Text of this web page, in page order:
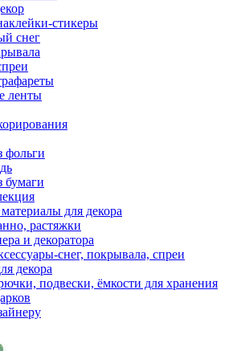
стикеры
снег
ленты
фольги
бумаги
для декора
растяжки
и декоратора
снег, покрывала, спреи
декора
подвески, ёмкости для хранения